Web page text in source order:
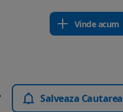
Vinde acum
Salveaza Cautarea